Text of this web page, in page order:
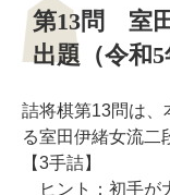
第13問 室
出題（令和5
詰将棋第13問は、
る室田伊緒女流二
【3手詰】
ヒント：初手が